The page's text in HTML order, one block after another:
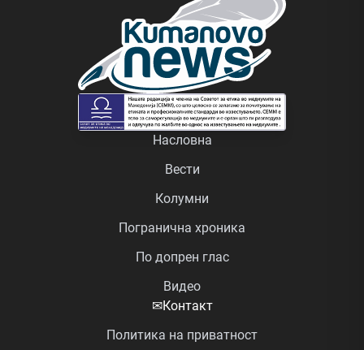
Насловна
Вести
Колумни
Погранична хроника
По допрен глас
Видео
✉Контакт
Политика на приватност